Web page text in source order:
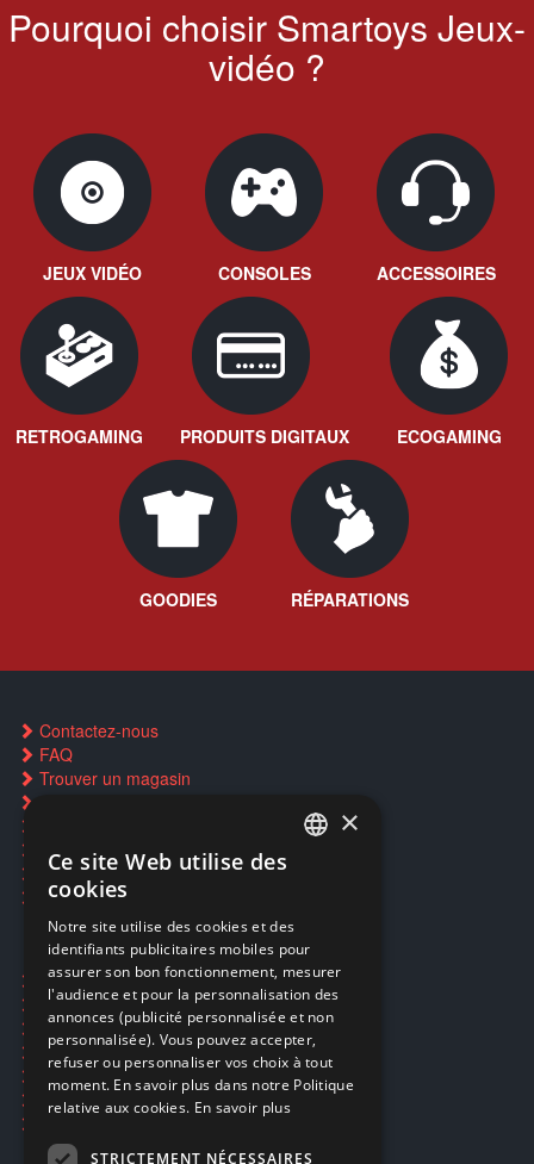
Pourquoi choisir Smartoys Jeux-
vidéo ?
JEUX VIDÉO CONSOLES ACCESSOIRES
RETROGAMING PRODUITS DIGITAUX ECOGAMING
GOODIES RÉPARATIONS
Contactez-nous
FAQ
Trouver un magasin
Restauration CD griffés
Réparations & SAV
Smartpoints
Ecogaming
Expédition & retours
Confidentialité
Conditions générales
EA Sport UFC 6
Call of Duty: Modern Warfare 4
Rachat et revente de jeux en cash
ENGLISH
×
Ce site Web utilise des
cookies
Notre site utilise des cookies et des
identifiants publicitaires mobiles pour
assurer son bon fonctionnement, mesurer
l'audience et pour la personnalisation des
annonces (publicité personnalisée et non
personnalisée). Vous pouvez accepter,
refuser ou personnaliser vos choix à tout
moment. En savoir plus dans notre Politique
relative aux cookies. En savoir plus
STRICTEMENT NÉCESSAIRES